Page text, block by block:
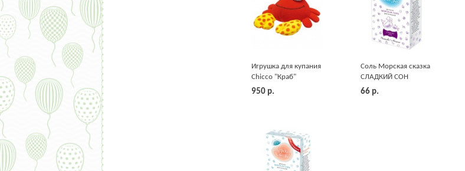
Игрушка для купания
Chicco "Краб"
950 р.
Соль Морская сказка
СЛАДКИЙ СОН
Ромашка и Мелисса
66 р.